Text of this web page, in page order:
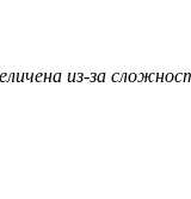
из-за